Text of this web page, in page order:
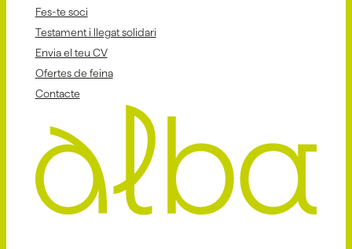
Fes-te soci
Testament i llegat solidari
Envia el teu CV
Ofertes de feina
Contacte